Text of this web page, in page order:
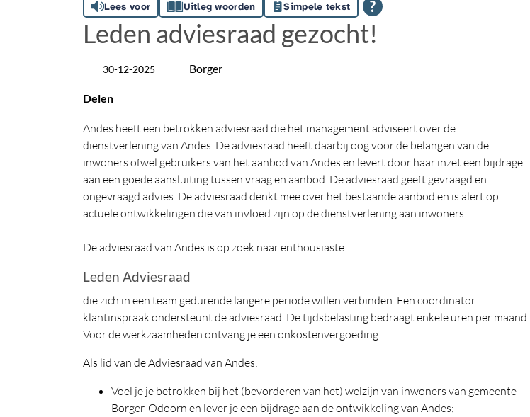
Lees voor Uitleg woorden Simpele tekst
Leden adviesraad gezocht!
Datum
30-12-2025
LocatieBorger
Delen
Andes heeft een betrokken adviesraad die het management adviseert over de
dienstverlening van Andes. De adviesraad heeft daarbij oog voor de belangen van de
inwoners ofwel gebruikers van het aanbod van Andes en levert door haar inzet een bijdrage
aan een goede aansluiting tussen vraag en aanbod. De adviesraad geeft gevraagd en
ongevraagd advies. De adviesraad denkt mee over het bestaande aanbod en is alert op
actuele ontwikkelingen die van invloed zijn op de dienstverlening aan inwoners.
De adviesraad van Andes is op zoek naar enthousiaste
Leden Adviesraad
die zich in een team gedurende langere periode willen verbinden. Een coördinator
klantinspraak ondersteunt de adviesraad. De tijdsbelasting bedraagt enkele uren per maand.
Voor de werkzaamheden ontvang je een onkostenvergoeding.
Als lid van de Adviesraad van Andes:
Voel je je betrokken bij het (bevorderen van het) welzijn van inwoners van gemeente
Borger-Odoorn en lever je een bijdrage aan de ontwikkeling van Andes;